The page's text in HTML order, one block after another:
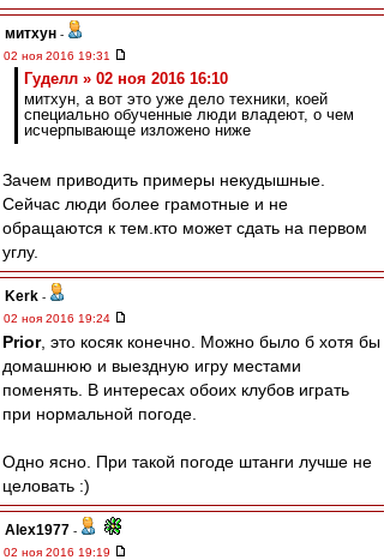
митхун -
02 ноя 2016 19:31
Гуделл » 02 ноя 2016 16:10
митхун, а вот это уже дело техники, коей
специально обученные люди владеют, о чем
исчерпывающе изложено ниже
Зачем приводить примеры некудышные.
Сейчас люди более грамотные и не
обращаются к тем.кто может сдать на первом
углу.
Kerk -
02 ноя 2016 19:24
Prior, это косяк конечно. Можно было б хотя бы
домашнюю и выездную игру местами
поменять. В интересах обоих клубов играть
при нормальной погоде.
Одно ясно. При такой погоде штанги лучше не
целовать :)
Alex1977 -
02 ноя 2016 19:19